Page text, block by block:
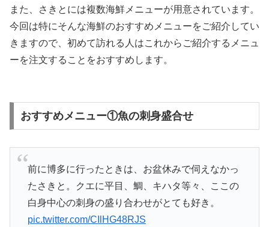
また、さきとには複数海鮮メニューが用意されています。
今回は特にそんな海鮮のおすすめメニューをご紹介してい
きますので、初めて訪れる人はこれからご紹介するメニュ
ーを注文することをおすすめします。
おすすめメニュー①魚の刺身盛合せ
前に博多に行ったときは、お盆休みで伺えなかっ
たさきと。クエに平目、鯛、キハタ等々、ここの
白身中心の刺身の盛り合わせがとても好き。
pic.twitter.com/CIlHG48RJS